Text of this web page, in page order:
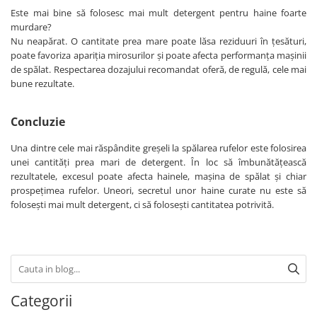
Este mai bine să folosesc mai mult detergent pentru haine foarte
murdare?
Nu neapărat. O cantitate prea mare poate lăsa reziduuri în țesături,
poate favoriza apariția mirosurilor și poate afecta performanța mașinii
de spălat. Respectarea dozajului recomandat oferă, de regulă, cele mai
bune rezultate.
Concluzie
Una dintre cele mai răspândite greșeli la spălarea rufelor este folosirea
unei cantități prea mari de detergent. În loc să îmbunătățească
rezultatele, excesul poate afecta hainele, mașina de spălat și chiar
prospețimea rufelor. Uneori, secretul unor haine curate nu este să
folosești mai mult detergent, ci să folosești cantitatea potrivită.
Categorii